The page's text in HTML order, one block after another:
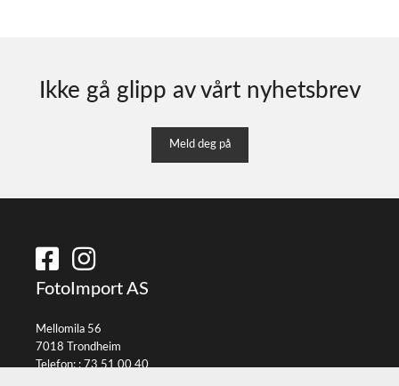
Ikke gå glipp av vårt nyhetsbrev
Meld deg på
FotoImport AS
Mellomila 56
7018 Trondheim
Telefon: :73 51 00 40